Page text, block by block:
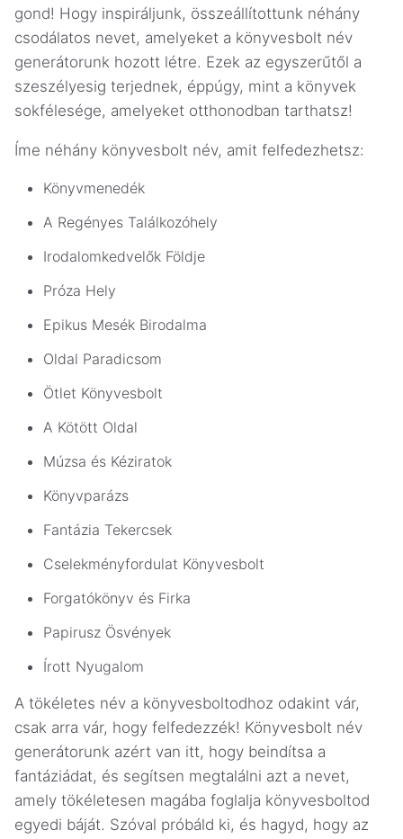
gond! Hogy inspiráljunk, összeállítottunk néhány
csodálatos nevet, amelyeket a könyvesbolt név
generátorunk hozott létre. Ezek az egyszerűtől a
szeszélyesig terjednek, éppúgy, mint a könyvek
sokfélesége, amelyeket otthonodban tarthatsz!
Íme néhány könyvesbolt név, amit felfedezhetsz:
Könyvmenedék
A Regényes Találkozóhely
Irodalomkedvelők Földje
Próza Hely
Epikus Mesék Birodalma
Oldal Paradicsom
Ötlet Könyvesbolt
A Kötött Oldal
Múzsa és Kéziratok
Könyvparázs
Fantázia Tekercsek
Cselekményfordulat Könyvesbolt
Forgatókönyv és Firka
Papirusz Ösvények
Írott Nyugalom
A tökéletes név a könyvesboltodhoz odakint vár,
csak arra vár, hogy felfedezzék! Könyvesbolt név
generátorunk azért van itt, hogy beindítsa a
fantáziádat, és segítsen megtalálni azt a nevet,
amely tökéletesen magába foglalja könyvesboltod
egyedi báját. Szóval próbáld ki, és hagyd, hogy az